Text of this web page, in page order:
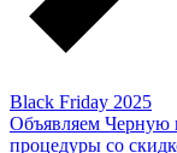
Black Friday 2025
Объявляем Черную
процедуры со